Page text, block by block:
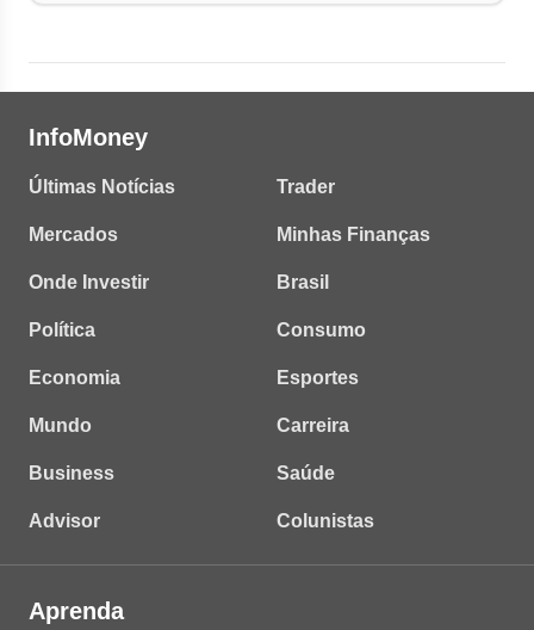
InfoMoney
Últimas Notícias
Mercados
Onde Investir
Política
Economia
Mundo
Business
Advisor
Trader
Minhas Finanças
Brasil
Consumo
Esportes
Carreira
Saúde
Colunistas
Aprenda